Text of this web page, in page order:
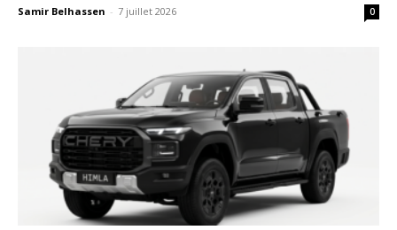
Samir Belhassen - 7 juillet 2026 0